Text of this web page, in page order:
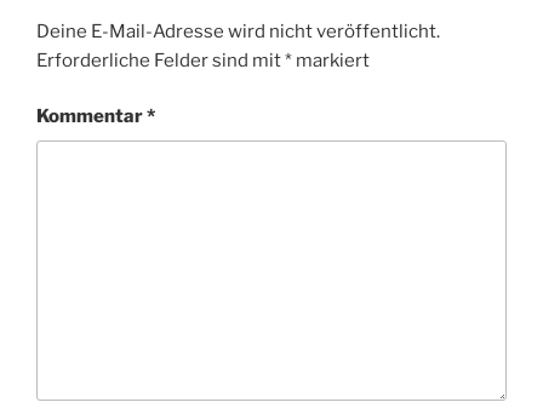
Deine E-Mail-Adresse wird nicht veröffentlicht.
Erforderliche Felder sind mit* markiert
Kommentar*